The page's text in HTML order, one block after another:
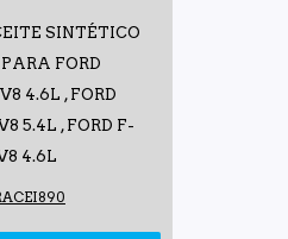
SINTÉTICO
FORD
4.6L , FORD
5.4L , FORD F-
4.6L